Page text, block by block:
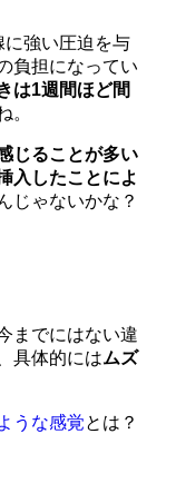
に強い圧迫を与
負担になってい
は1週間ほど間
。
じることが多い
入したことによ
じゃないかな？
までにはない違
具体的にはムズ
うな感覚とは？